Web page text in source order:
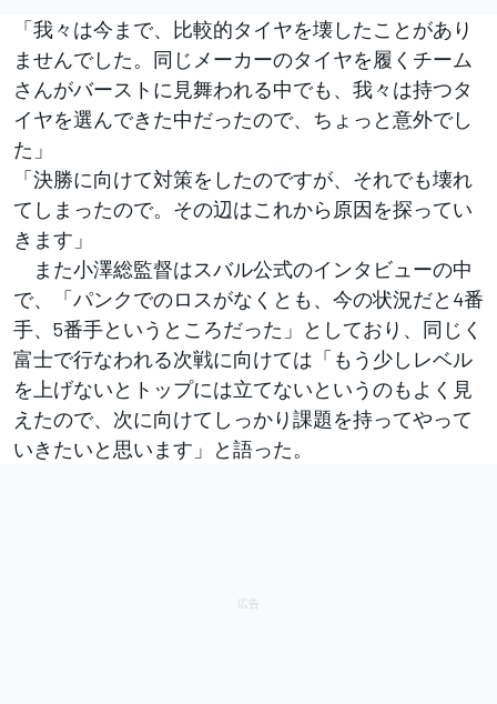
「我々は今まで、比較的タイヤを壊したことがあり
ませんでした。同じメーカーのタイヤを履くチーム
さんがバーストに見舞われる中でも、我々は持つタ
イヤを選んできた中だったので、ちょっと意外でし
た」
「決勝に向けて対策をしたのですが、それでも壊れ
てしまったので。その辺はこれから原因を探ってい
きます」
また小澤総監督はスバル公式のインタビューの中
で、「パンクでのロスがなくとも、今の状況だと4番
手、5番手というところだった」としており、同じく
富士で行なわれる次戦に向けては「もう少しレベル
を上げないとトップには立てないというのもよく見
えたので、次に向けてしっかり課題を持ってやって
いきたいと思います」と語った。